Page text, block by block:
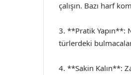
çalışın. Bazı harf
3. **Pratik Yapın**:
türlerdeki
4. **Sakin Kalın**: